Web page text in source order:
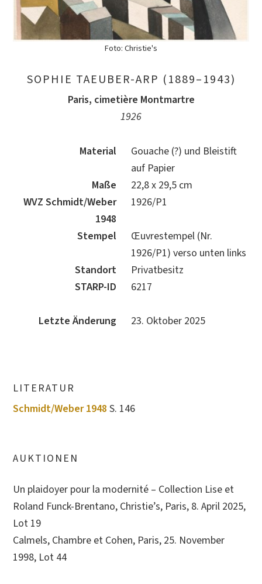
Foto: Christie's
SOPHIE TAEUBER-ARP (1889–1943)
Paris, cimetière Montmartre
1926
Material
Gouache (?) und Bleistift
auf Papier
Maße
22,8 x 29,5 cm
WVZ Schmidt/Weber
1948
1926/P1
Stempel
Œuvrestempel (Nr.
1926/P1) verso unten links
Standort
Privatbesitz
STARP-ID
6217
Letzte Änderung 23. Oktober 2025
LITERATUR
Schmidt/Weber 1948 S. 146
AUKTIONEN
Un plaidoyer pour la modernité – Collection Lise et
Roland Funck-Brentano, Christie’s, Paris, 8. April 2025,
Lot 19
Calmels, Chambre et Cohen, Paris, 25. November
1998, Lot 44